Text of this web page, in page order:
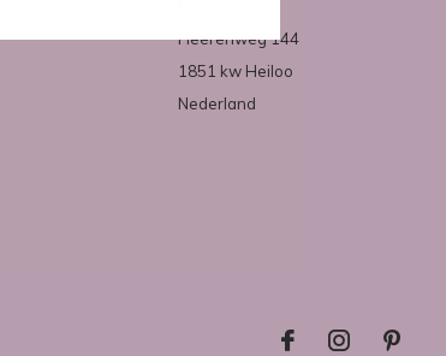
Heerenweg 144
1851 kw Heiloo
Nederland